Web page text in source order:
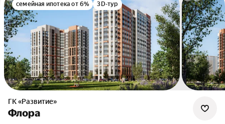
семейная ипотека от 6% 3D-тур
ГК «Развитие»
Флора